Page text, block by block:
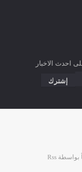
احدث الاخبار